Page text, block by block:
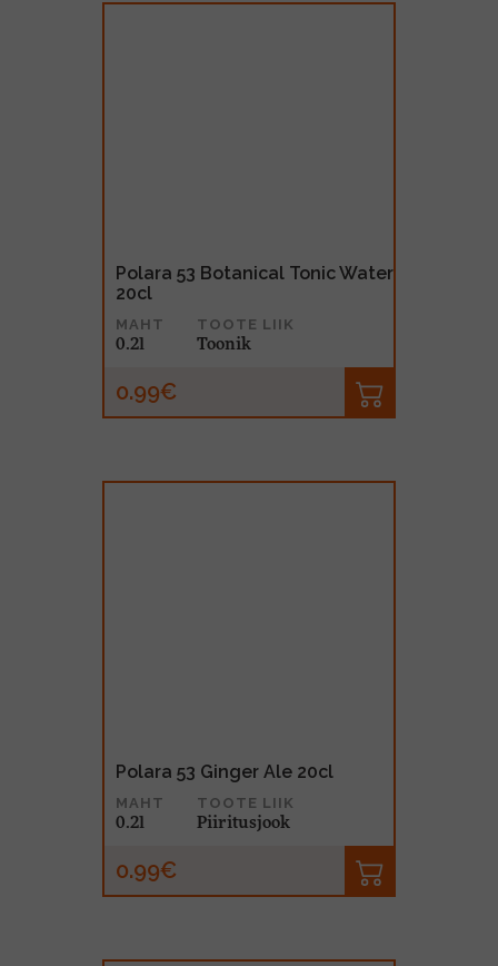
Polara 53 Botanical Tonic Water
20cl
MAHT
0.2l
TOOTE LIIK
Toonik
0.99€
Polara 53 Ginger Ale 20cl
MAHT
0.2l
TOOTE LIIK
Piiritusjook
0.99€